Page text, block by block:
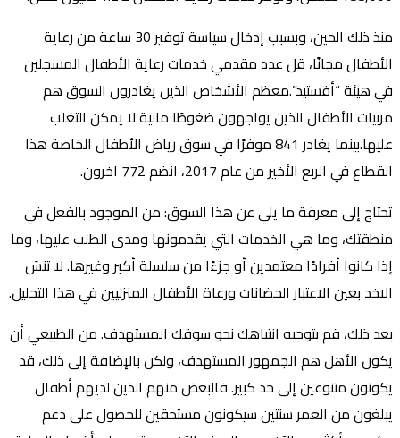
منذ ذلك الحين، وبسبب إدخال سياسة توفير 30 ساعة من رعاية
الأطفال مجانًا، قل عدد مقدمي خدمات رعاية الأطفال المسجلين
في هيئة “أفستيد”.معظم الأشخاص الذين يغادرون السوق هم
مربيات الأطفال الذين يواجهون ضغوطًا مالية لا يمكن التغلب
عليها.بينما يغادر 841 موفرًا في سوق رياض الأطفال الخاصة هذا
القطاع في الربع الأخير من عام 2017، انضم 772 آخرون.
تحتاج إلى معرفة ما يلي عن هذا السوق: من الموجود بالفعل في
منطقتك، وما هي الخدمات التي يقدمونها ومدى الطلب عليها، وما
إذا كانوا أفرادًا معتمدين أو جزءًا من سلسلة أكبر وغيرها. لا تنسَ
الاخد بعين الاعتبار الحضانات ورعاة الأطفال المنزليين في هذا التحليل.
بعد ذلك، قم بتوجيه انتباهك نحو سوقك المستهدف. من الطبيعي أن
يكون الأهل هم الجمهور المستهدف، ولكن بالإضافة إلى ذلك، قد
يكونون متنوعين إلى حد كبير. فالبعض منهم الذين لديهم أطفال
يبلغون من العمر سنتين سيكونون مستحقين للحصول على دعم